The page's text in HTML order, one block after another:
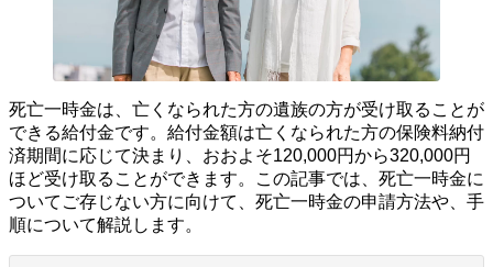
死亡一時金は、亡くなられた方の遺族の方が受け取ることが
できる給付金です。給付金額は亡くなられた方の保険料納付
済期間に応じて決まり、おおよそ120,000円から320,000円
ほど受け取ることができます。この記事では、死亡一時金に
ついてご存じない方に向けて、死亡一時金の申請方法や、手
順について解説します。